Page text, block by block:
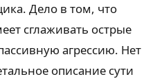
Дело в том, что
сглаживать острые
агрессию. Нет
описание сути